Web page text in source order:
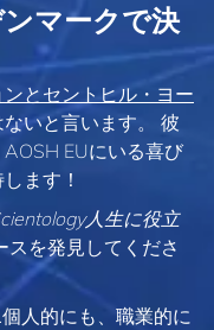
マークで決
とセントヒル・ヨー
いと言います。 彼
EUにいる喜び
ます！
人生に役立
を発見してくださ
人的にも、 職業的に